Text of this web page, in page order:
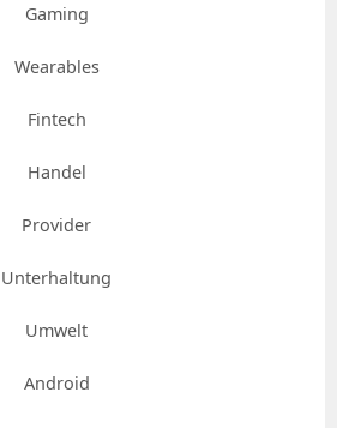
Gaming
Wearables
Fintech
Handel
Provider
Unterhaltung
Umwelt
Android